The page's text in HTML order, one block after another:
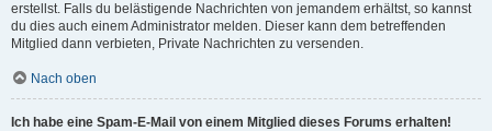
erstellst. Falls du belästigende Nachrichten von jemandem erhältst, so kannst
du dies auch einem Administrator melden. Dieser kann dem betreffenden
Mitglied dann verbieten, Private Nachrichten zu versenden.
Nach oben
Ich habe eine Spam-E-Mail von einem Mitglied dieses Forums erhalten!